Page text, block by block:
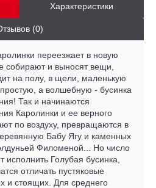
Характеристики
(0)
переезжает в новую
собирают и выносят вещи,
на полу, в щели, маленькую
а волшебную - бусинка
Так и начинаются
Каролинки и ее верного
по воздуху, превращаются в
Бабу Ягу и каменных
Филоменой... Но число
Голубая бусинка,
отличать пустяковые
и стоящих. Для среднего